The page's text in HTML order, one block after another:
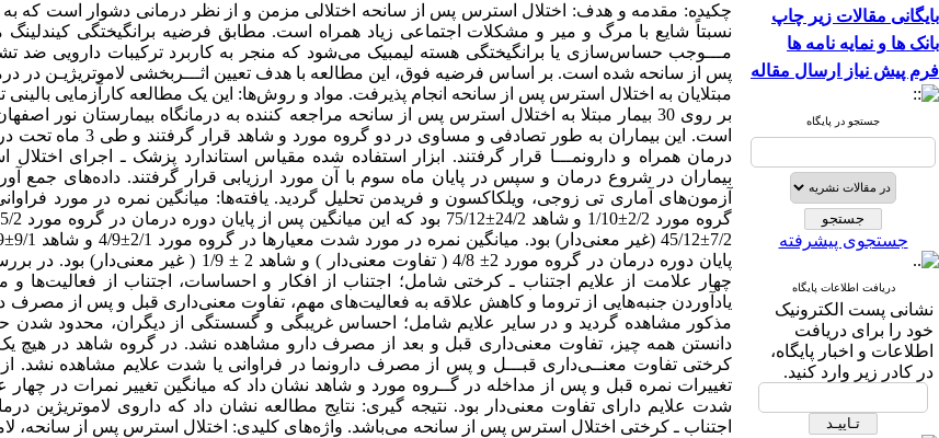
بایگانی مقالات زیر چاپ
بانک ها و نمایه نامه ها
فرم پیش نیاز ارسال مقاله
جستجو در پایگاه
جستجوی پیشرفته
دریافت اطلاعات پایگاه
نشانی پست الکترونیک
خود را برای دریافت
اطلاعات و اخبار پایگاه،
در کادر زیر وارد کنید.
چکیده: مقدمه و هدف: اختلال استرس پس از سانحه اختلالی مزمن و از نظر درمانی دشوار است که به
نسبتاً شایع با مرگ و میر و مشکلات اجتماعی زیاد همراه است. مطابق فرضیه برانگیختگی کیندلینگ
مـــوجب حساس‌سازی یا برانگیختگی هسته لیمبیک می‌شود که منجر به کاربرد ترکیبات دارویی ضد
پس از سانحه شده است. بر اساس فرضیه فوق، این مطالعه با هدف تعیین اثـــربخشی لاموتریژیـن در
مبتلایان به اختلال استرس پس از سانحه انجام پذیرفت. مواد و روش‌ها: این یک مطالعه کارآزمایی
است. این بیماران به طور تصادفی و
درمان همراه و دارونمـــا قرار گرفتند. ابزار استفاده شده مقیاس استاندارد پزشک ـ‌ اجرای
آزمون‌های آماری تی زوجی، ویلکاکسون و فریدمن تحلیل گردید. یافته‌ها: میانگین نمره در مورد
پایان دوره درمان در گروه مورد 2± 4/8 ( تفاوت معنی‌دار ) و
چهار علامت از علایم اجتناب ـ کرختی شامل؛ اجتناب از افکار و احساسات، اجتناب از فعالیت‌ها و
یادآوردن جنبه‌هایی از تروما و کاهش علاقه به فعالیت‌های مهم،‌ تفاوت معنی‌داری قبل و پس از مصرف
مذکور مشاهده گردید و در سایر علایم شامل؛ احساس غریبگی و گسستگی از دیگران، محدود شدن
دانستن همه چیز، تفاوت معنی‌داری قبل و بعد از مصرف دارو مشاهده نشد. در گروه شاهد در هیچ یک
کرختی تفاوت معنــی‌داری قبـــل و پس از مصرف دارونما در فراوانی یا شدت علایم مشاهده نشد.
تغییرات نمره قبل و پس از مداخله در گــروه مورد و شاهد نشان داد که میانگین تغییر نمرات در
شدت علایم دارای تفاوت معنی‌دار بود. نتیجه گیری: نتایج مطالعه نشان داد که داروی لاموتریژین
اجتناب ـ کرختی اختلال استرس پس از سانحه می‌باشد. واژه‌های کلیدی: اختلال استرس پس از سانحه،